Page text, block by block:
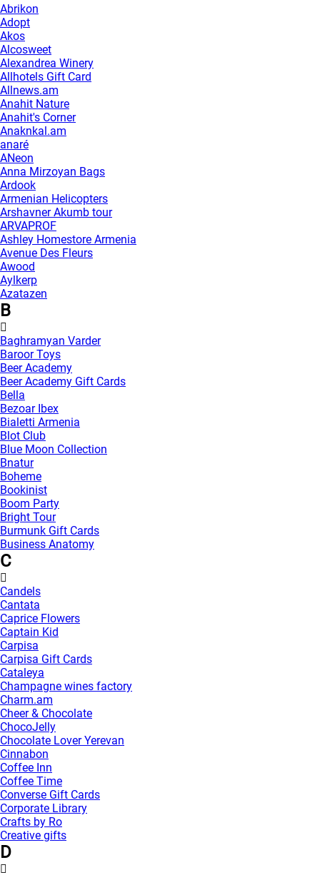
Abrikon
Adopt
Akos
Alcosweet
Alexandrea Winery
Allhotels Gift Card
Allnews.am
Anahit Nature
Anahit's Corner
Anaknkal.am
anaré
ANeon
Anna Mirzoyan Bags
Ardook
Armenian Helicopters
Arshavner Akumb tour
ARVAPROF
Ashley Homestore Armenia
Avenue Des Fleurs
Awood
Aylkerp
Azatazen
B
Baghramyan Varder
Baroor Toys
Beer Academy
Beer Academy Gift Cards
Bella
Bezoar Ibex
Bialetti Armenia
Blot Club
Blue Moon Collection
Bnatur
Boheme
Bookinist
Boom Party
Bright Tour
Burmunk Gift Cards
Business Anatomy
C
Candels
Cantata
Caprice Flowers
Captain Kid
Carpisa
Carpisa Gift Cards
Cataleya
Champagne wines factory
Charm.am
Cheer & Chocolate
ChocoJelly
Chocolate Lover Yerevan
Cinnabon
Coffee Inn
Coffee Time
Converse Gift Cards
Corporate Library
Crafts by Ro
Creative gifts
D